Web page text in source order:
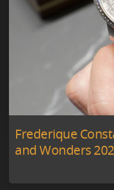
Frederique
and Wonders